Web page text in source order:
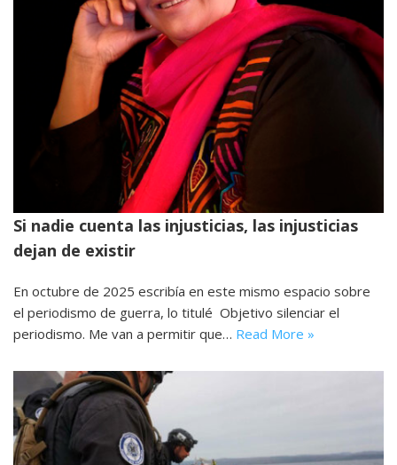
Si nadie cuenta las injusticias, las injusticias
dejan de existir
En octubre de 2025 escribía en este mismo espacio sobre
el periodismo de guerra, lo titulé Objetivo silenciar el
periodismo. Me van a permitir que… Read More »